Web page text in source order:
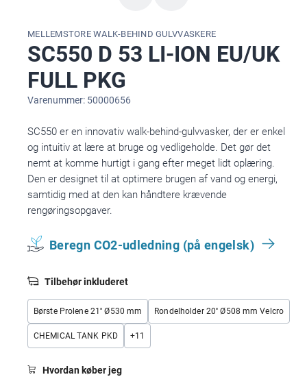
MELLEMSTORE WALK-BEHIND GULVVASKERE
SC550 D 53 LI-ION EU/UK
FULL PKG
Varenummer: 50000656
SC550 er en innovativ walk-behind-gulvvasker, der er enkel
og intuitiv at lære at bruge og vedligeholde. Det gør det
nemt at komme hurtigt i gang efter meget lidt oplæring.
Den er designet til at optimere brugen af vand og energi,
samtidig med at den kan håndtere krævende
rengøringsopgaver.
Beregn CO2-udledning (på engelsk)
Tilbehør inkluderet
Børste Prolene 21'' Ø530 mm Rondelholder 20'' Ø508 mm Velcro
CHEMICAL TANK PKD +11
Hvordan køber jeg